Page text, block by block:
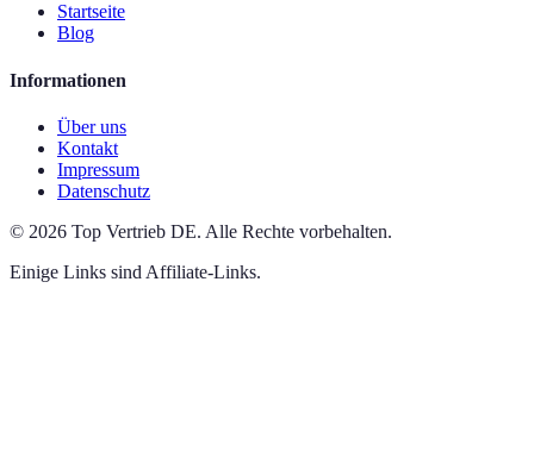
Startseite
Blog
Informationen
Über uns
Kontakt
Impressum
Datenschutz
© 2026 Top Vertrieb DE. Alle Rechte vorbehalten.
Einige Links sind Affiliate-Links.